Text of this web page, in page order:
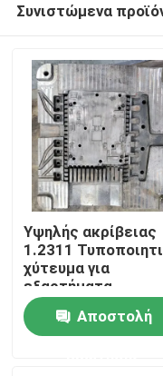
Αρχική Σελίδα
Προϊόντα
Συνιστώμενα
Υψηλής ακρίβειας
1.2311
χύτευμα για
εξαρτήματα
αυτοκινήτων
Αποστολή